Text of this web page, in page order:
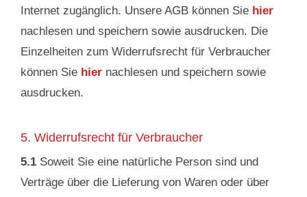
Internet zugänglich. Unsere AGB können Sie hier
nachlesen und speichern sowie ausdrucken. Die
Einzelheiten zum Widerrufsrecht für Verbraucher
können Sie hier nachlesen und speichern sowie
ausdrucken.
5. Widerrufsrecht für Verbraucher
5.1 Soweit Sie eine natürliche Person sind und
Verträge über die Lieferung von Waren oder über